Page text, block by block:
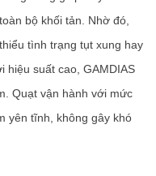
bộ khối tản. Nhờ đó,
tình trạng tụt xung hay
hiệu suất cao, GAMDIAS
Quạt vận hành với mức
yên tĩnh, không gây khó